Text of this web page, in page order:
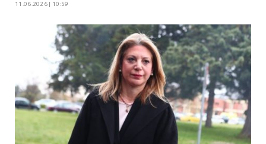
11.06.2026 | 10:59